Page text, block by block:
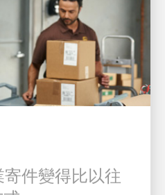
件變得比以往